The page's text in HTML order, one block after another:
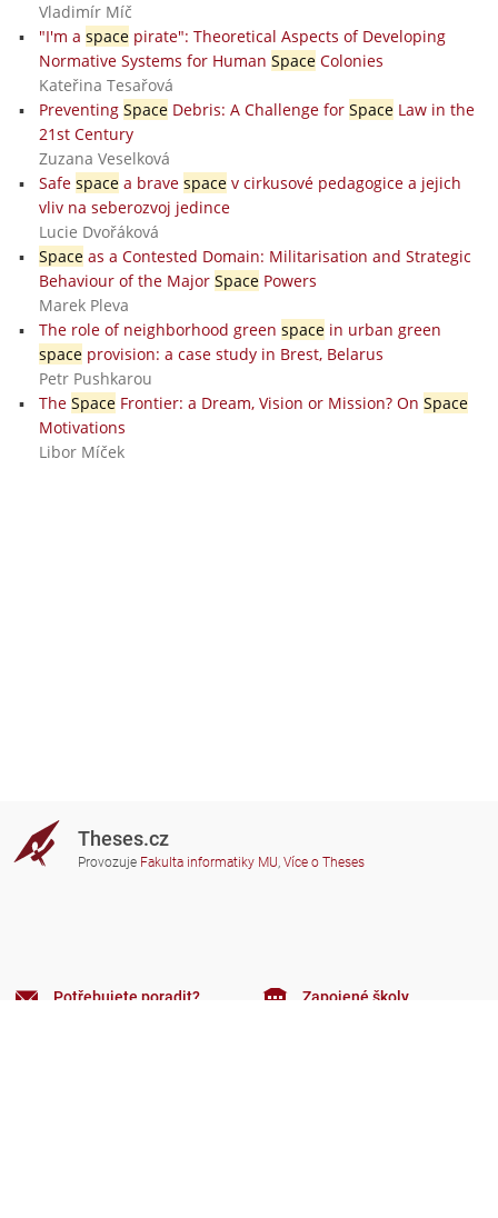
Vladimír Míč
"I'm a spacepirate": Theoretical Aspects of Developing
Normative Systems for Human SpaceColonies
Kateřina Tesařová
Preventing SpaceDebris: A Challenge for SpaceLaw in the
21st Century
Zuzana Veselková
Safe spacea brave spacev cirkusové pedagogice a jejich
vliv na seberozvoj jedince
Lucie Dvořáková
Spaceas a Contested Domain: Militarisation and Strategic
Behaviour of the Major SpacePowers
Marek Pleva
The role of neighborhood green spacein urban green
spaceprovision: a case study in Brest, Belarus
Petr Pushkarou
The SpaceFrontier: a Dream, Vision or Mission? On Space
Motivations
Libor Míček
Theses.cz
Provozuje Fakulta informatiky MU, Více o Theses
Potřebujete poradit? Zapojené školy